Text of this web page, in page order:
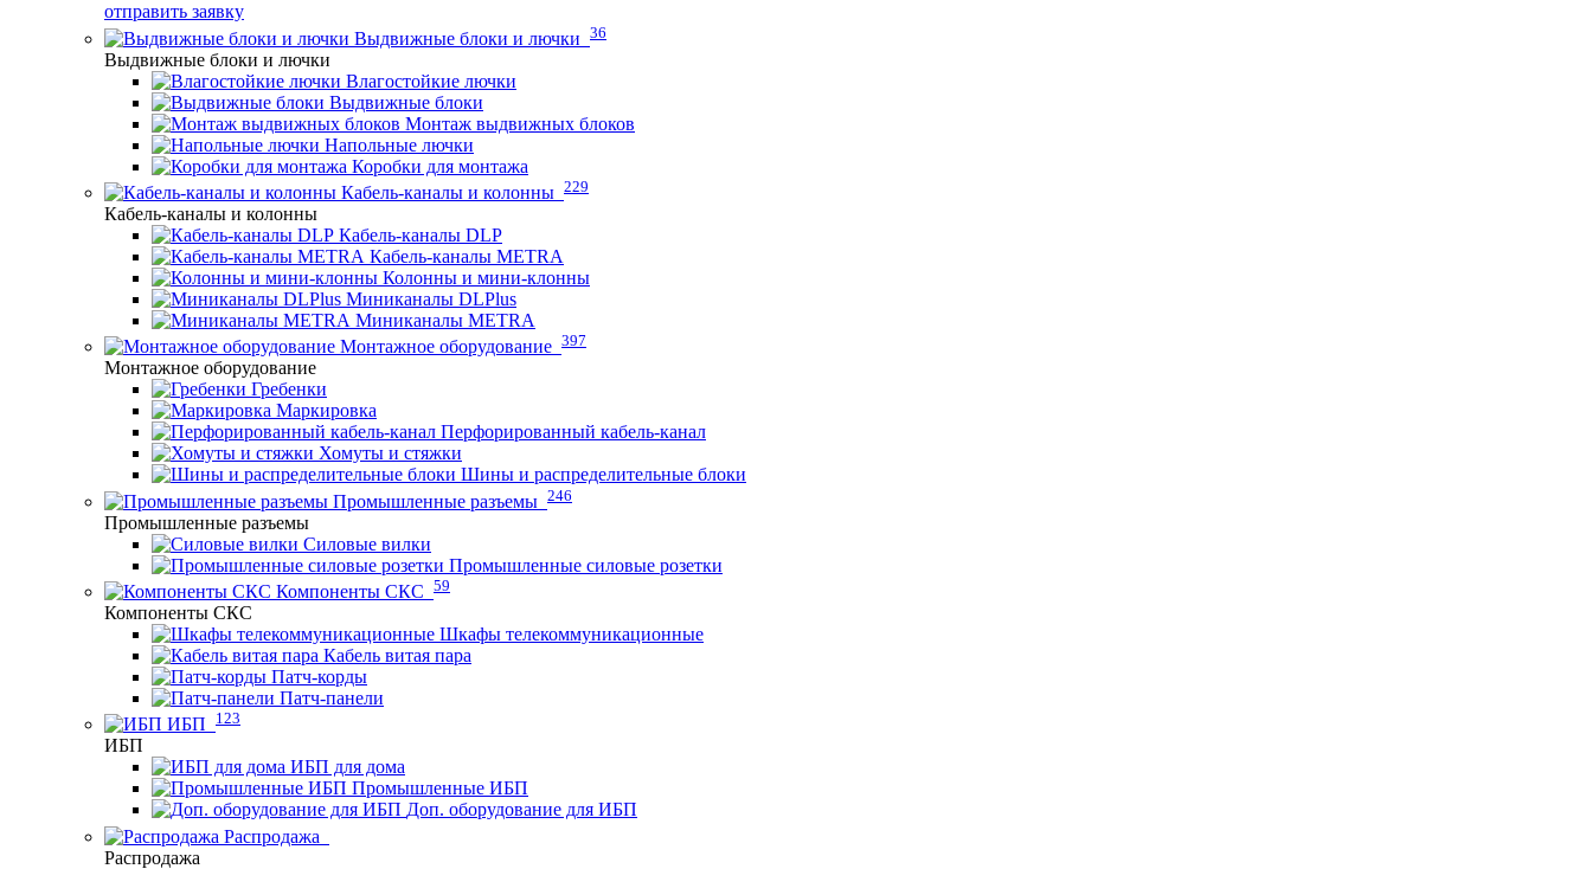
отправить заявку
Выдвижные блоки и лючки 36
Выдвижные блоки и лючки
Влагостойкие лючки
Выдвижные блоки
Монтаж выдвижных блоков
Напольные лючки
Коробки для монтажа
Кабель-каналы и колонны 229
Кабель-каналы и колонны
Кабель-каналы DLP
Кабель-каналы METRA
Колонны и мини-клонны
Миниканалы DLPlus
Миниканалы METRA
Монтажное оборудование 397
Монтажное оборудование
Гребенки
Маркировка
Перфорированный кабель-канал
Хомуты и стяжки
Шины и распределительные блоки
Промышленные разъемы 246
Промышленные разъемы
Силовые вилки
Промышленные силовые розетки
Компоненты СКС 59
Компоненты СКС
Шкафы телекоммуникационные
Кабель витая пара
Патч-корды
Патч-панели
ИБП
123
ИБП
ИБП для дома
Промышленные ИБП
Доп. оборудование для ИБП
Распродажа
Распродажа